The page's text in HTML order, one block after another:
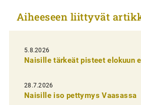
k
e
l
i
e
n
Aiheeseen liittyvät
5.8.2026
Naisille tärkeät pisteet elokuun
28.7.2026
Naisille iso pettymys Vaasassa